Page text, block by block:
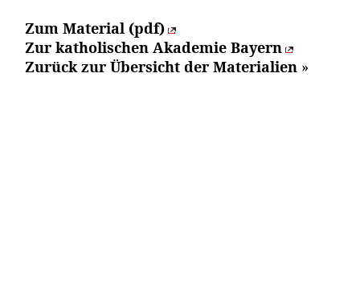
Zum Material (pdf)
Zur katholischen Akademie Bayern
Zurück zur Übersicht der Materialien »